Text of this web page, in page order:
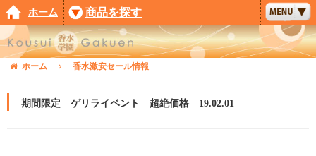
ホーム 商品を探す
ホーム 香水激安セール情報
期間限定 ゲリライベント 超絶価格 19.02.01